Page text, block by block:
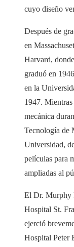
cuyo diseño
Después de
en
Harvard,
graduó en
en la
1947.
mecánica
Tecnología de
Universidad,
películas para
ampliadas al
El Dr. Murphy
Hospital St.
ejerció
Hospital Peter